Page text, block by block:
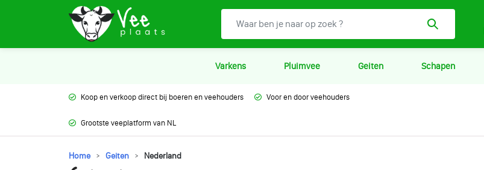
Varkens Pluimvee Geiten Schapen
Koop en verkoop direct bij boeren en veehouders Voor en door veehouders
Grootste veeplatform van NL
Home Geiten Nederland